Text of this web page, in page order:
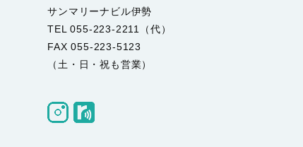
サンマリーナビル伊勢
TEL 055-223-2211（代）
FAX 055-223-5123
（土・日・祝も営業）